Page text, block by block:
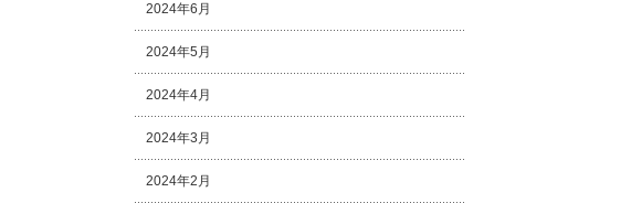
2024年6月
2024年5月
2024年4月
2024年3月
2024年2月